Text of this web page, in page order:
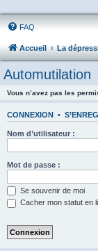
FAQ
Accueil La
Automutilation
Vous n’avez pas les
CONNEXION •
Nom d’utilisateur :
Mot de passe :
Se souvenir de moi
Cacher mon statut en